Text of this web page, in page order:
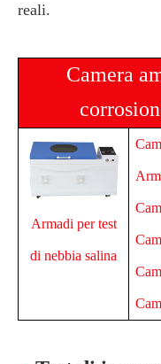
reali.
Camera
Armadi per test
di nebbia salina